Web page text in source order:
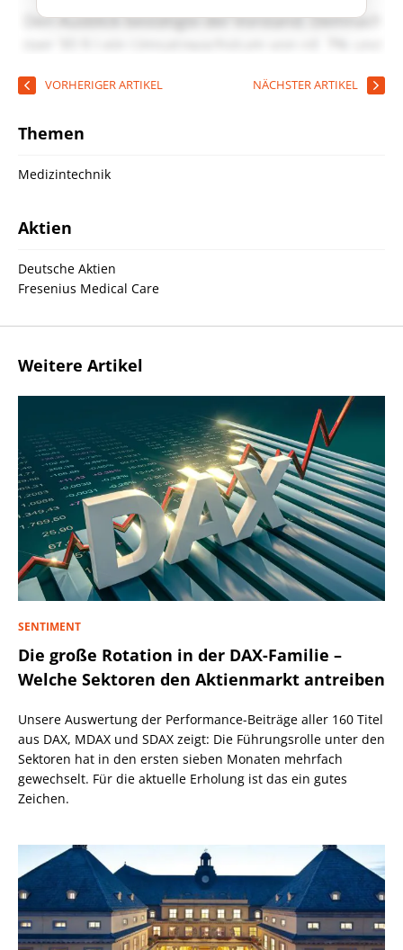
VORHERIGER ARTIKEL NÄCHSTER ARTIKEL
Themen
Medizintechnik
Aktien
Deutsche Aktien
Fresenius Medical Care
Weitere Artikel
SENTIMENT
Die große Rotation in der DAX-Familie –
Welche Sektoren den Aktienmarkt antreiben
Unsere Auswertung der Performance-Beiträge aller 160 Titel
aus DAX, MDAX und SDAX zeigt: Die Führungsrolle unter den
Sektoren hat in den ersten sieben Monaten mehrfach
gewechselt. Für die aktuelle Erholung ist das ein gutes
Zeichen.